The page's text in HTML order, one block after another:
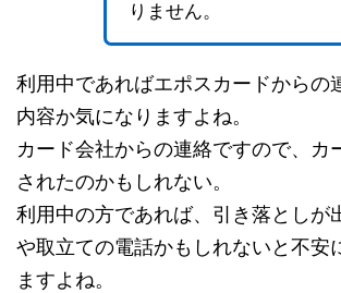
りません。
利用中であればエポスカードからの
内容か気になりますよね。
カード会社からの連絡ですので、カ
されたのかもしれない。
利用中の方であれば、引き落としが
や取立ての電話かもしれないと不安
ますよね。